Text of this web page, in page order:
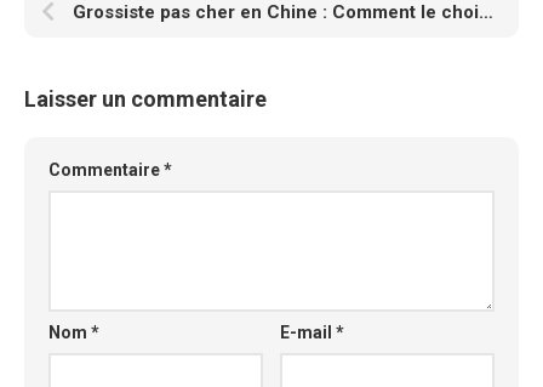
Grossiste pas cher en Chine : Comment le choisir pour devenir riche ?
Laisser un commentaire
Commentaire*
Nom * E-mail*